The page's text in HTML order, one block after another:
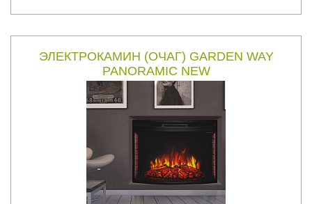
ЭЛЕКТРОКАМИН (ОЧАГ) GARDEN WAY
PANORAMIC NEW